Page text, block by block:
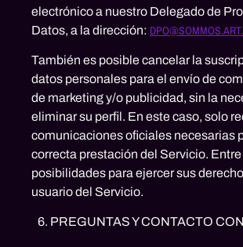
electrónico a nuestro Delegado de
Datos, a la dirección:
También es posible cancelar la
datos personales para el envío de
de marketing y/o publicidad, sin la
eliminar su perfil. En este caso, solo
comunicaciones oficiales necesarias
correcta prestación del Servicio.
posibilidades para ejercer sus
usuario del Servicio.
PREGUNTAS Y CONTACTO